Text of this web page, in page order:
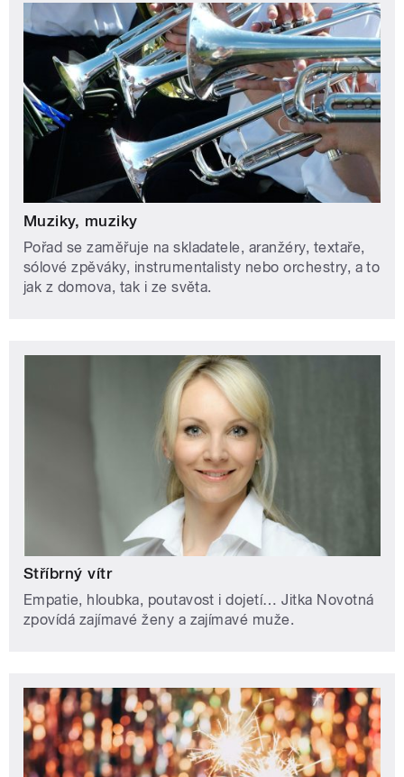
Muziky, muziky
Pořad se zaměřuje na skladatele, aranžéry, textaře,
sólové zpěváky, instrumentalisty nebo orchestry, a to
jak z domova, tak i ze světa.
Stříbrný vítr
Empatie, hloubka, poutavost i dojetí… Jitka Novotná
zpovídá zajímavé ženy a zajímavé muže.